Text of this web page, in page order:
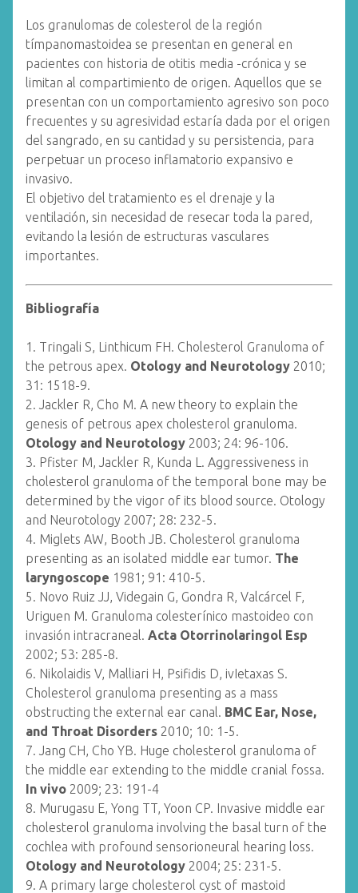
Los granulomas de colesterol de la región
tímpanomastoidea se presentan en general en
pacientes con historia de otitis media -crónica y se
limitan al compartimiento de origen. Aquellos que se
presentan con un comportamiento agresivo son poco
frecuentes y su agresividad estaría dada por el origen
del sangrado, en su cantidad y su persistencia, para
perpetuar un proceso inflamatorio expansivo e
invasivo.
El objetivo del tratamiento es el drenaje y la
ventilación, sin necesidad de resecar toda la pared,
evitando la lesión de estructuras vasculares
importantes.
Bibliografía
1. Tringali S, Linthicum FH. Cholesterol Granuloma of
the petrous apex. Otology and Neurotology 2010;
31: 1518-9.
2. Jackler R, Cho M. A new theory to explain the
genesis of petrous apex cholesterol granuloma.
Otology and Neurotology 2003; 24: 96-106.
3. Pfister M, Jackler R, Kunda L. Aggressiveness in
cholesterol granuloma of the temporal bone may be
determined by the vigor of its blood source. Otology
and Neurotology 2007; 28: 232-5.
4. Miglets AW, Booth JB. Cholesterol granuloma
presenting as an isolated middle ear tumor. The
laryngoscope 1981; 91: 410-5.
5. Novo Ruiz JJ, Videgain G, Gondra R, Valcárcel F,
Uriguen M. Granuloma colesterínico mastoideo con
invasión intracraneal. Acta Otorrinolaringol Esp
2002; 53: 285-8.
6. Nikolaidis V, Malliari H, Psifidis D, ivIetaxas S.
Cholesterol granuloma presenting as a mass
obstructing the external ear canal. BMC Ear, Nose,
and Throat Disorders 2010; 10: 1-5.
7. Jang CH, Cho YB. Huge cholesterol granuloma of
the middle ear extending to the middle cranial fossa.
In vivo 2009; 23: 191-4
8. Murugasu E, Yong TT, Yoon CP. Invasive middle ear
cholesterol granuloma involving the basal turn of the
cochlea with profound sensorioneural hearing loss.
Otology and Neurotology 2004; 25: 231-5.
9. A primary large cholesterol cyst of mastoid